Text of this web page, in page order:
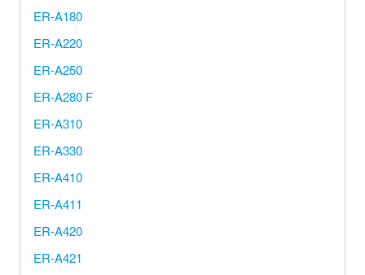
ER-A180
ER-A220
ER-A250
ER-A280 F
ER-A310
ER-A330
ER-A410
ER-A411
ER-A420
ER-A421